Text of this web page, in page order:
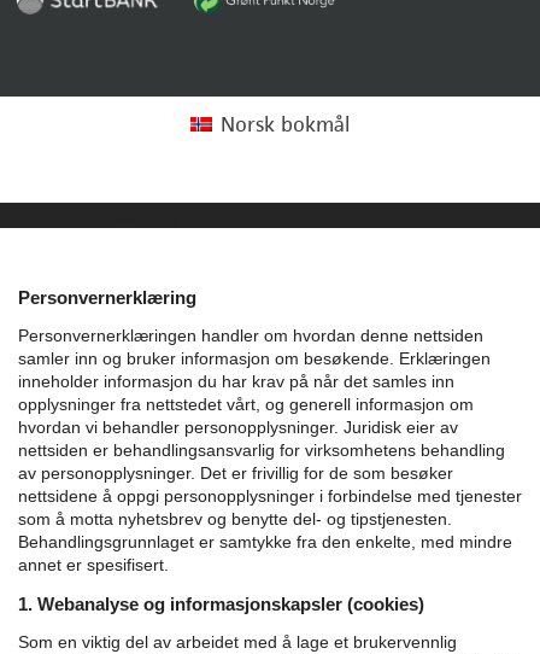
Norsk bokmål
Personvernerklæring
Personvernerklæringen handler om hvordan denne nettsiden
samler inn og bruker informasjon om besøkende. Erklæringen
inneholder informasjon du har krav på når det samles inn
opplysninger fra nettstedet vårt, og generell informasjon om
hvordan vi behandler personopplysninger. Juridisk eier av
nettsiden er behandlingsansvarlig for virksomhetens behandling
av personopplysninger. Det er frivillig for de som besøker
nettsidene å oppgi personopplysninger i forbindelse med tjenester
som å motta nyhetsbrev og benytte del- og tipstjenesten.
Behandlingsgrunnlaget er samtykke fra den enkelte, med mindre
annet er spesifisert.
1. Webanalyse og informasjonskapsler (cookies)
Som en viktig del av arbeidet med å lage et brukervennlig